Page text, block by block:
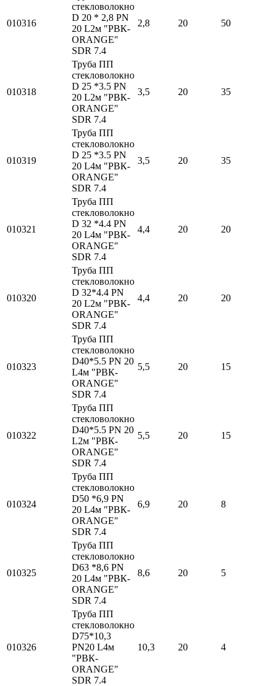
010316
стекловолокно
D 20 * 2,8 PN
20 L2м "РВК-
ORANGE"
SDR 7.4
2,8 20 50
010318
Труба ПП
стекловолокно
D 25 *3.5 PN
20 L2м "РВК-
ORANGE"
SDR 7.4
3,5 20 35
010319
Труба ПП
стекловолокно
D 25 *3.5 PN
20 L4м "РВК-
ORANGE"
SDR 7.4
3,5 20 35
010321
Труба ПП
стекловолокно
D 32 *4.4 PN
20 L4м "РВК-
ORANGE"
SDR 7.4
4,4 20 20
010320
Труба ПП
стекловолокно
D 32*4.4 PN
20 L2м "РВК-
ORANGE"
SDR 7.4
4,4 20 20
010323
Труба ПП
стекловолокно
D40*5.5 PN 20
L4м "РВК-
ORANGE"
SDR 7.4
5,5 20 15
010322
Труба ПП
стекловолокно
D40*5.5 PN 20
L2м "РВК-
ORANGE"
SDR 7.4
5,5 20 15
010324
Труба ПП
стекловолокно
D50 *6,9 PN
20 L4м "РВК-
ORANGE"
SDR 7.4
6,9 20 8
010325
Труба ПП
стекловолокно
D63 *8,6 PN
20 L4м "РВК-
ORANGE"
SDR 7.4
8,6 20 5
010326
Труба ПП
стекловолокно
D75*10,3
PN20 L4м
"РВК-
ORANGE"
SDR 7.4
10,3 20 4